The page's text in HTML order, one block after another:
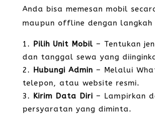
Anda bisa memesan mobil
maupun offline dengan langkah
Pilih Unit Mobil– Tentukan
dan tanggal sewa yang
Hubungi Admin – Melalui
telepon, atau website resmi.
Kirim Data Diri – Lampirkan
persyaratan yang diminta.